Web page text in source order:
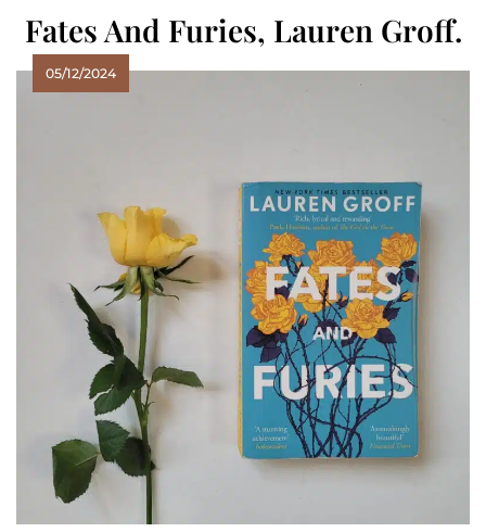
Fates And Furies, Lauren Groff.
05/12/2024